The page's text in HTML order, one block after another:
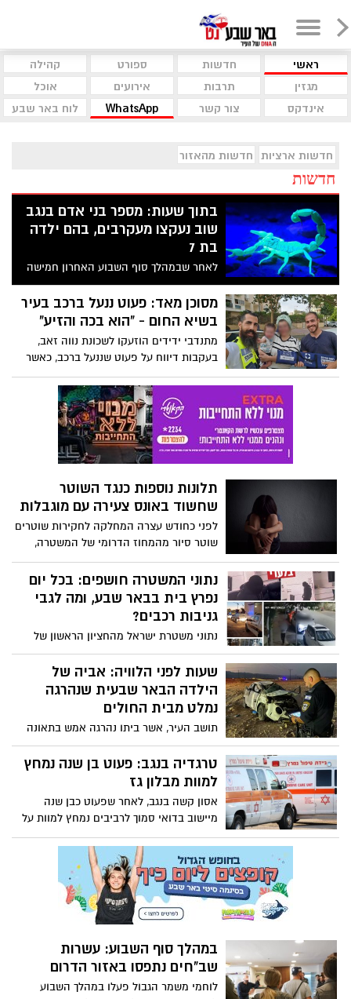
ראשי חדשות ספורט
קהילה
מגזין
תרבות אירועים
אוכל
אינדקס
צור קשר WhatsApp לוח באר שבע
חדשות ארציות חדשות מהאזור
חדשות
בתוך שעות: מספר בני אדם בנגב
שוב נעקצו מעקרבים, בהם ילדה
בת 7
לאחר שבמהלך סוף השבוע האחרון חמישה
בני אדם הובהלו לסורוקה עם תופעות לוואי,
הערב נרשמו עוד מספר אירועים - ילדה בת 7
הובהלה למרפאה בעיר במצב בינוני
מסוכן מאד: פעוט ננעל ברכב בעיר
בשיא החום - "הוא בכה והזיע"
מתנדבי ידידים הוזעקו לשכונת נווה זאב,
בעקבות דיווח על פעוט שננעל ברכב, כאשר
בחוץ המעלות עמדו על כ-35
תלונות נוספות כנגד השוטר
שחשוד באונס צעירה עם מוגבלות
לפני כחודש עצרה המחלקה לחקירות שוטרים
שוטר סיור מהמחוז הדרומי של המשטרה,
בחשד שאנס במהלך עבודתו צעירה עם
מוגבלות. היום עצרה אותו המחלקה לחקירות
שוטרים בשנית, בחשד לאונס שתי נשים
נוספות במהלך עבודתו
נתוני המשטרה חושפים: בכל יום
נפרץ בית בבאר שבע, ומה לגבי
גניבות רכבים?
נתוני משטרת ישראל מהחציון הראשון של
שנת 2023, מראים באופן חד משמעי על עלייה
בכמות הפריצות לבתים וגניבות רכבים בעיר.
מציאות עגומה
שעות לפני הלוויה: אביה של
הילדה הבאר שבעית שנהרגה
נמלט מבית החולים
תושב העיר, אשר ביתו נהרגה אמש בתאונה
בכביש 90 - נמלט מבית החולים סורוקה, זאת
לפני שבמשטרה הספיקו לקחת ממנו בדיקות
דם על מנת לראות האם נהג בשכרות. ביתו
טרגדיה בנגב: פעוט בן שנה נמחץ
למוות מבלון גז
אסון קשה בנגב, לאחר שפעוט כבן שנה
מיישוב בדואי סמוך לרביבים נמחץ למוות על
ידי בלון גז. מותו נקבע במקום
במהלך סוף השבוע: עשרות
שב"חים נתפסו באזור הדרום
לוחמי משמר הגבול פעלו במהלך השבוע